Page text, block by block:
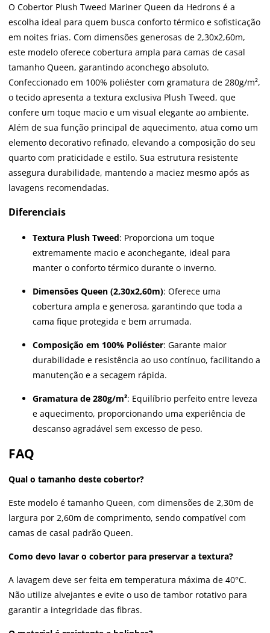
O Cobertor Plush Tweed Mariner Queen da Hedrons é a
escolha ideal para quem busca conforto térmico e sofisticação
em noites frias. Com dimensões generosas de 2,30x2,60m,
este modelo oferece cobertura ampla para camas de casal
tamanho Queen, garantindo aconchego absoluto.
Confeccionado em 100% poliéster com gramatura de 280g/m²,
o tecido apresenta a textura exclusiva Plush Tweed, que
confere um toque macio e um visual elegante ao ambiente.
Além de sua função principal de aquecimento, atua como um
elemento decorativo refinado, elevando a composição do seu
quarto com praticidade e estilo. Sua estrutura resistente
assegura durabilidade, mantendo a maciez mesmo após as
lavagens recomendadas.
Diferenciais
Textura Plush Tweed: Proporciona um toque
extremamente macio e aconchegante, ideal para
manter o conforto térmico durante o inverno.
Dimensões Queen (2,30x2,60m): Oferece uma
cobertura ampla e generosa, garantindo que toda a
cama fique protegida e bem arrumada.
Composição em 100% Poliéster: Garante maior
durabilidade e resistência ao uso contínuo, facilitando a
manutenção e a secagem rápida.
Gramatura de 280g/m²: Equilíbrio perfeito entre leveza
e aquecimento, proporcionando uma experiência de
descanso agradável sem excesso de peso.
FAQ
Qual o tamanho deste cobertor?
Este modelo é tamanho Queen, com dimensões de 2,30m de
largura por 2,60m de comprimento, sendo compatível com
camas de casal padrão Queen.
Como devo lavar o cobertor para preservar a textura?
A lavagem deve ser feita em temperatura máxima de 40°C.
Não utilize alvejantes e evite o uso de tambor rotativo para
garantir a integridade das fibras.